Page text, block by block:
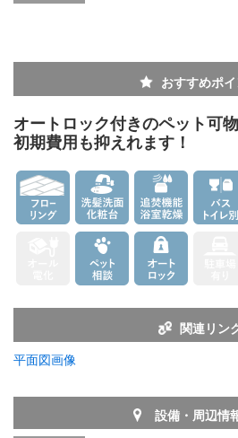
おすすめポイ
オートロック付きのペット可
初期費用も抑えれます！
関連リン
平面図画像
設備・周辺情